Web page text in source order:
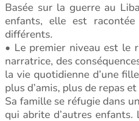
Basée sur la guerre au
enfants, elle est
différents.
• Le premier niveau est le
narratrice, des
la vie quotidienne d’une
plus d’amis, plus de repas
Sa famille se réfugie dans
qui abrite d’autres enfants.